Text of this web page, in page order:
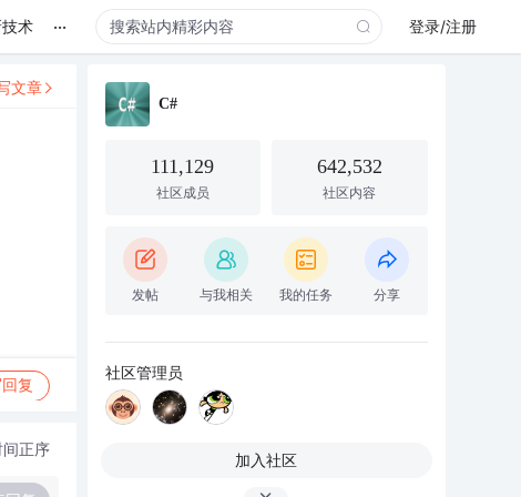
术 ... 登录/注册
复
文章
正序
C#
111,129
社区成员
642,532
社区内容
发帖 与我相关 我的任务 分享
社区管理员
加入社区